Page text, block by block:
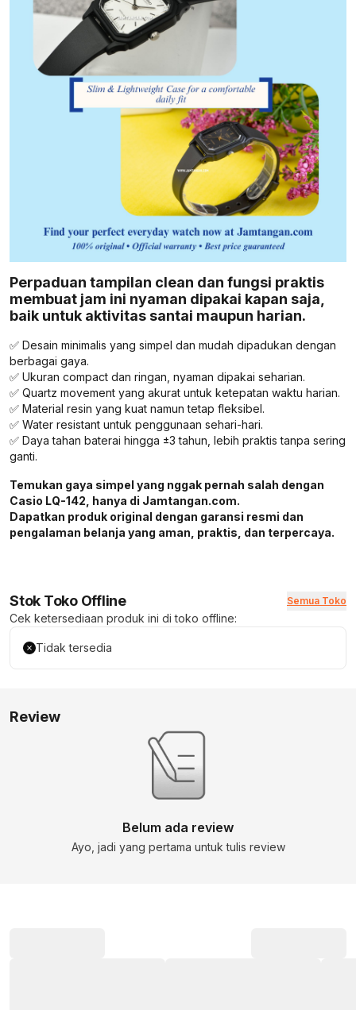
Perpaduan tampilan clean dan fungsi praktis
membuat jam ini nyaman dipakai kapan saja,
baik untuk aktivitas santai maupun harian.
✅ Desain minimalis yang simpel dan mudah dipadukan dengan
berbagai gaya.
✅ Ukuran compact dan ringan, nyaman dipakai seharian.
✅ Quartz movement yang akurat untuk ketepatan waktu harian.
✅ Material resin yang kuat namun tetap fleksibel.
✅ Water resistant untuk penggunaan sehari-hari.
✅ Daya tahan baterai hingga ±3 tahun, lebih praktis tanpa sering
ganti.
Temukan gaya simpel yang nggak pernah salah dengan
Casio LQ-142, hanya di Jamtangan.com.
Dapatkan produk original dengan garansi resmi dan
pengalaman belanja yang aman, praktis, dan terpercaya.
Stok Toko Offline Semua Toko
Cek ketersediaan produk ini di toko offline:
Tidak tersedia
Review
Belum ada review
Ayo, jadi yang pertama untuk tulis review